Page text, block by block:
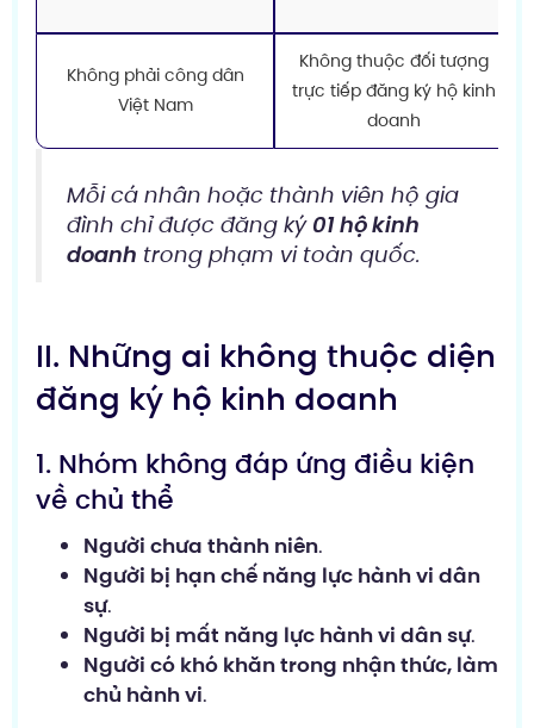
Không phải công dân
Việt Nam
Không thuộc đối tượng
trực tiếp đăng ký hộ kinh
doanh
Mỗi cá nhân hoặc thành viên hộ gia
đình chỉ được đăng ký 01 hộ kinh
doanh trong phạm vi toàn quốc.
II. Những ai không thuộc diện
đăng ký hộ kinh doanh
1. Nhóm không đáp ứng điều kiện
về chủ thể
Người chưa thành niên.
Người bị hạn chế năng lực hành vi dân
sự.
Người bị mất năng lực hành vi dân sự.
Người có khó khăn trong nhận thức, làm
chủ hành vi.